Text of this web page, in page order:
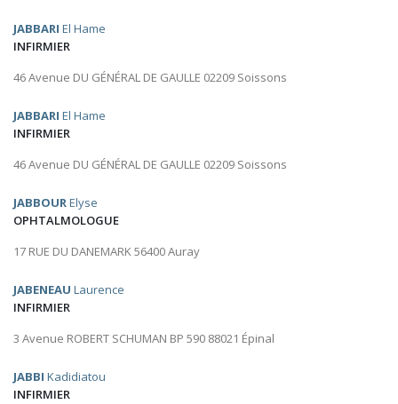
JABBARI El Hame
INFIRMIER
46 Avenue DU GÉNÉRAL DE GAULLE 02209 Soissons
JABBARI El Hame
INFIRMIER
46 Avenue DU GÉNÉRAL DE GAULLE 02209 Soissons
JABBOURElyse
OPHTALMOLOGUE
17 RUE DU DANEMARK 56400 Auray
JABENEAU Laurence
INFIRMIER
3 Avenue ROBERT SCHUMAN BP 590 88021 Épinal
JABBI Kadidiatou
INFIRMIER